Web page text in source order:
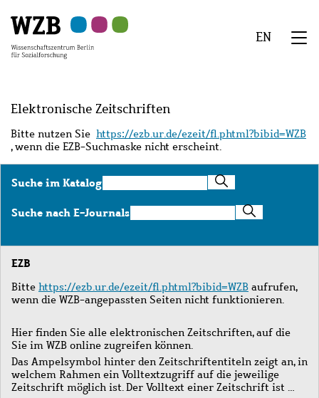
Hauptinhalt
springen
Navigation
springen
Suche
springen
Sekundärnavigation
springen
Fußzeile
springen
EN
Elektronische Zeitschriften
Bitte nutzen Sie https://ezb.ur.de/ezeit/fl.phtml?bibid=WZB
, wenn die EZB-Suchmaske nicht erscheint.
Suche im KatalogSuche
im
Katalog
Suche nach E-JournalsSuche
nach
Journals
EZB
Bitte https://ezb.ur.de/ezeit/fl.phtml?bibid=WZB aufrufen,
wenn die WZB-angepassten Seiten nicht funktionieren.
Hier finden Sie alle elektronischen Zeitschriften, auf die
Sie im WZB online zugreifen können.
Das Ampelsymbol hinter den Zeitschriftentiteln zeigt an, in
welchem Rahmen ein Volltextzugriff auf die jeweilige
Zeitschrift möglich ist. Der Volltext einer Zeitschrift ist …